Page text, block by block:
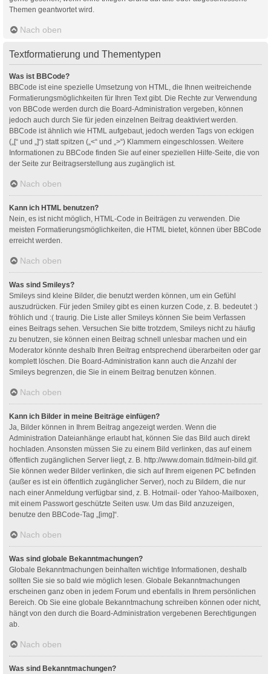
Themen geantwortet wird.
Nach oben
Textformatierung und Thementypen
Was ist BBCode?
BBCode ist eine spezielle Umsetzung von HTML, die Ihnen weitreichende
Formatierungsmöglichkeiten für Ihren Text gibt. Die Rechte zur Verwendung
von BBCode werden durch die Board-Administration vergeben, können
jedoch auch durch Sie für jeden einzelnen Beitrag deaktiviert werden.
BBCode ist ähnlich wie HTML aufgebaut, jedoch werden Tags von eckigen
(„[“ und „]“) statt spitzen („<“ und „>“) Klammern eingeschlossen. Weitere
Informationen zu BBCode finden Sie auf einer speziellen Hilfe-Seite, die von
der Seite zur Beitragserstellung aus zugänglich ist.
Nach oben
Kann ich HTML benutzen?
Nein, es ist nicht möglich, HTML-Code in Beiträgen zu verwenden. Die
meisten Formatierungsmöglichkeiten, die HTML bietet, können über BBCode
erreicht werden.
Nach oben
Was sind Smileys?
Smileys sind kleine Bilder, die benutzt werden können, um ein Gefühl
auszudrücken. Für jeden Smiley gibt es einen kurzen Code, z. B. bedeutet :)
fröhlich und :( traurig. Die Liste aller Smileys können Sie beim Verfassen
eines Beitrags sehen. Versuchen Sie bitte trotzdem, Smileys nicht zu häufig
zu benutzen, sie können einen Beitrag schnell unlesbar machen und ein
Moderator könnte deshalb Ihren Beitrag entsprechend überarbeiten oder gar
komplett löschen. Die Board-Administration kann auch die Anzahl der
Smileys begrenzen, die Sie in einem Beitrag benutzen können.
Nach oben
Kann ich Bilder in meine Beiträge einfügen?
Ja, Bilder können in Ihrem Beitrag angezeigt werden. Wenn die
Administration Dateianhänge erlaubt hat, können Sie das Bild auch direkt
hochladen. Ansonsten müssen Sie zu einem Bild verlinken, das auf einem
öffentlich zugänglichen Server liegt, z. B. http://www.domain.tld/mein-bild.gif.
Sie können weder Bilder verlinken, die sich auf Ihrem eigenen PC befinden
(außer es ist ein öffentlich zugänglicher Server), noch zu Bildern, die nur
nach einer Anmeldung verfügbar sind, z. B. Hotmail- oder Yahoo-Mailboxen,
mit einem Passwort geschützte Seiten usw. Um das Bild anzuzeigen,
benutze den BBCode-Tag „[img]“.
Nach oben
Was sind globale Bekanntmachungen?
Globale Bekanntmachungen beinhalten wichtige Informationen, deshalb
sollten Sie sie so bald wie möglich lesen. Globale Bekanntmachungen
erscheinen ganz oben in jedem Forum und ebenfalls in Ihrem persönlichen
Bereich. Ob Sie eine globale Bekanntmachung schreiben können oder nicht,
hängt von den durch die Board-Administration vergebenen Berechtigungen
ab.
Nach oben
Was sind Bekanntmachungen?